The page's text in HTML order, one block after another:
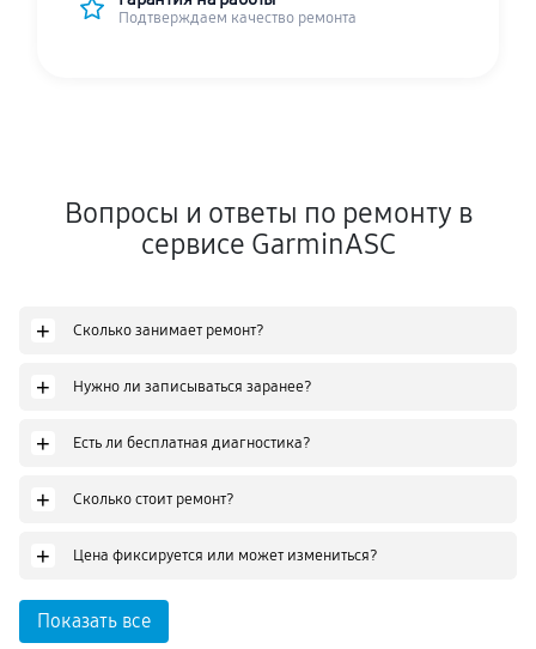
Подтверждаем качество ремонта
Вопросы и ответы по ремонту в
сервисе GarminASC
+ Сколько занимает ремонт?
+ Нужно ли записываться заранее?
+ Есть ли бесплатная диагностика?
+ Сколько стоит ремонт?
+ Цена фиксируется или может измениться?
Показать все